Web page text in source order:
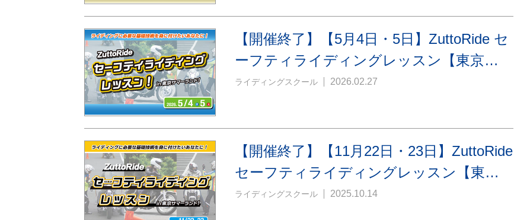
【開催終了】【5月4日・5日】ZuttoRide セ
ーフティライディングレッスン【東京…
ライディングスクール 2026.02.27
【開催終了】【11月22日・23日】ZuttoRide
セーフティライディングレッスン【東…
ライディングスクール 2025.10.14